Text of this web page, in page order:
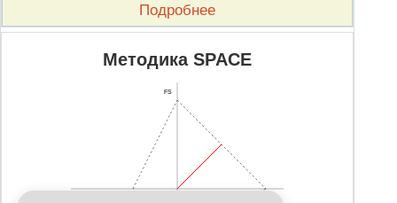
Подробнее
Методика SPACE
FS